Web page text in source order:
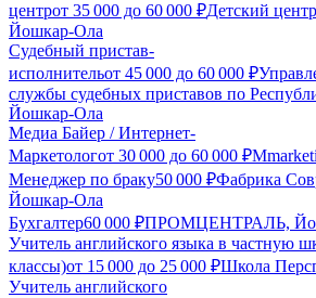
центрот 35 000 до 60 000 ₽Детский
Йошкар-Ола
Судебный пристав-
исполнительот 45 000 до 60 000 ₽
службы судебных приставов по
Йошкар-Ола
Медиа Байер / Интернет-
Маркетологот 30 000 до 60 000 ₽
Менеджер по браку50 000 ₽Фабрика
Йошкар-Ола
Бухгалтер60 000 ₽ПРОМЦЕНТРАЛЬ,
Учитель английского языка в частную
классы)от 15 000 до 25 000 ₽Школа
Учитель английского